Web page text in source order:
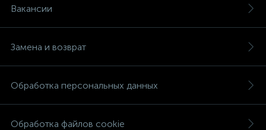
Вакансии
Замена и возврат
Обработка персональных данных
Обработка файлов cookie